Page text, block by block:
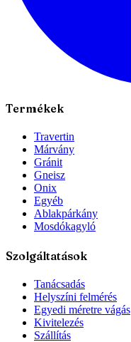
Termékek
Travertin
Márvány
Gránit
Gneisz
Onix
Egyéb
Ablakpárkány
Mosdókagyló
Szolgáltatások
Tanácsadás
Helyszíni felmérés
Egyedi méretre vágás
Kivitelezés
Szállítás